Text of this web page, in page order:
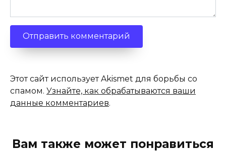
Этот сайт использует Akismet для борьбы со
спамом. Узнайте, как обрабатываются ваши
данные комментариев.
Вам также может понравиться